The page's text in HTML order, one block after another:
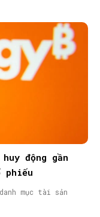
động gần
phiếu
mục tài sản